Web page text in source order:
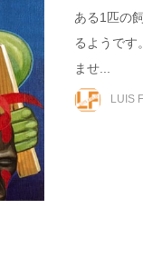
ある1匹の
るようです
ませ...
LUIS